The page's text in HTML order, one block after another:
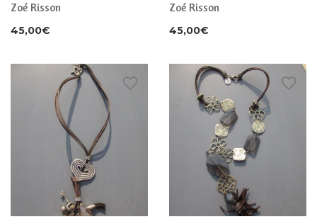
Zoé Risson
45,00€
Zoé Risson
45,00€